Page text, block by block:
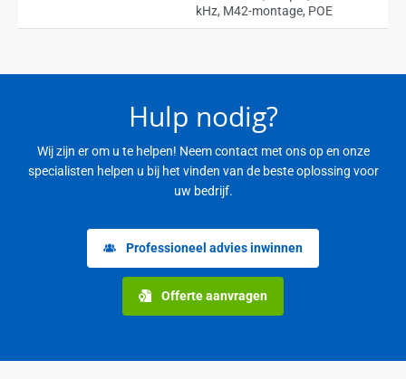
kHz, M42-montage, POE
Hulp nodig?
Wij zijn er om u te helpen! Neem contact met ons op en onze
specialisten helpen u bij het vinden van de beste oplossing voor
uw bedrijf.
Professioneel advies inwinnen
Offerte aanvragen